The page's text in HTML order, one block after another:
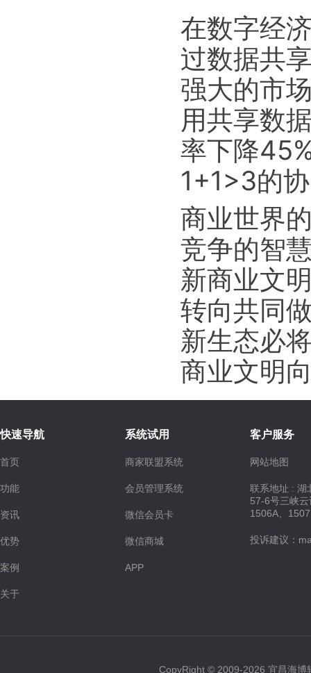
在数字经
过数据共
强大的市
用共享数
率下降
1+1>3的
商业世界
竞争的智
新商业文
转向共同
新生态必
商业文明
快速导航
首页
功能
资讯
优势
案例
关于
系统试用
商家联盟系统
会员管理系统
微信会员卡
微信商城
APP
客户服务
网站地图
联系地址 : 湖
57-6号三峡
1506A、
投诉建议：
CopyRight © 2009-2026 宜昌海